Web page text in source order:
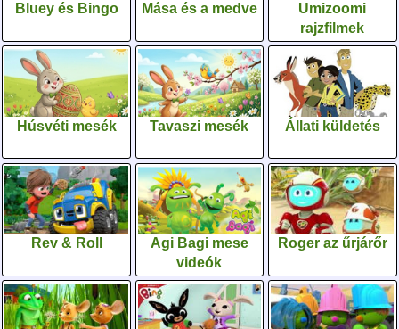
Bluey és Bingo Mása és a medve
Umizoomi
rajzfilmek
Húsvéti mesék Tavaszi mesék Állati küldetés
Rev & Roll
Agi Bagi mese
videók
Roger az űrjárőr